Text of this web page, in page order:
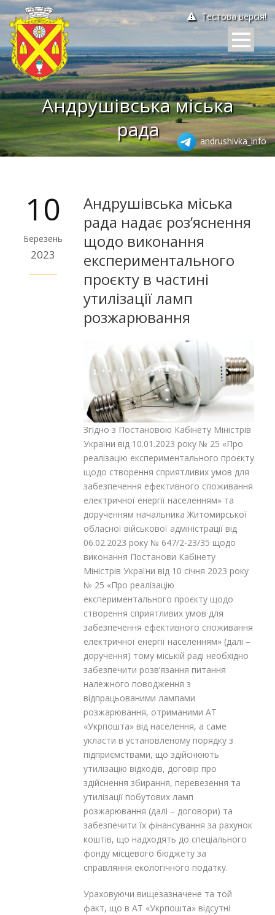
Тестова версія!
Андрушівська міська
рада
andrushivka_info
10
Березень
2023
Андрушівська міська
рада надає роз’яснення
щодо виконання
експериментального
проєкту в частині
утилізації ламп
розжарювання
Згідно з Постановою Кабінету Міністрів
України від 10.01.2023 року № 25 «Про
реалізацію експериментального проєкту
щодо створення сприятливих умов для
забезпечення ефективного споживання
електричної енергії населенням» та
дорученням начальника Житомирської
обласної військової адміністрації від
06.02.2023 року № 647/2-23/35 щодо
виконання Постанови Кабінету
Міністрів України від 10 січня 2023 року
№ 25 «Про реалізацію
експериментального проєкту щодо
створення сприятливих умов для
забезпечення ефективного споживання
електричної енергії населенням» (далі –
доручення) тому міській раді необхідно
забезпечити розв’язання питання
належного поводження з
відпрацьованими лампами
розжарювання, отриманими AT
«Укрпошта» від населення, а саме
укласти в установленому порядку з
підприємствами, що здійснюють
утилізацію відходів, договір про
здійснення збирання, перевезення та
утилізації побутових ламп
розжарювання (далі – договори) та
забезпечити їх фінансування за рахунок
коштів, що надходять до спеціального
фонду місцевого бюджету за
справляння екологічного податку.
Ураховуючи вищезазначене та той
факт, що в AT «Укрпошта» відсутні